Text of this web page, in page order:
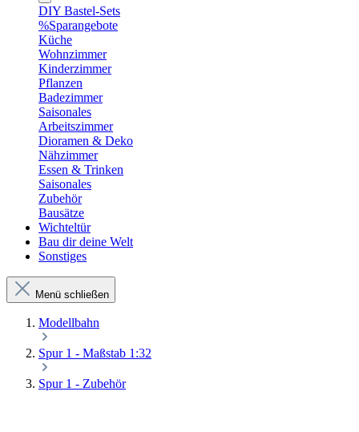
DIY Bastel-Sets
%Sparangebote
Küche
Wohnzimmer
Kinderzimmer
Pflanzen
Badezimmer
Saisonales
Arbeitszimmer
Dioramen & Deko
Nähzimmer
Essen & Trinken
Saisonales
Zubehör
Bausätze
Wichteltür
Bau dir deine Welt
Sonstiges
Menü schließen
Modellbahn
Spur 1 - Maßstab 1:32
Spur 1 - Zubehör